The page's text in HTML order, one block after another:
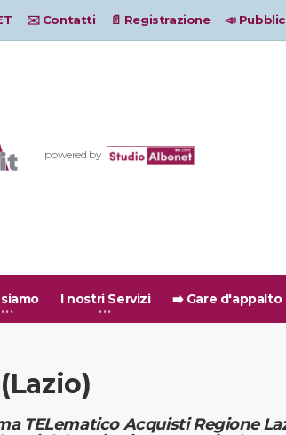
✉️ Contatti 📄 Registrazione 📣
powered by
I nostri Servizi ➡️ Gare d'appalto
TELematico Acquisti Regione